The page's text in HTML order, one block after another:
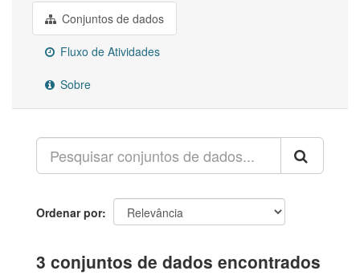
Conjuntos de dados
Fluxo de Atividades
Sobre
Ordenar por
3 conjuntos de dados encontrados